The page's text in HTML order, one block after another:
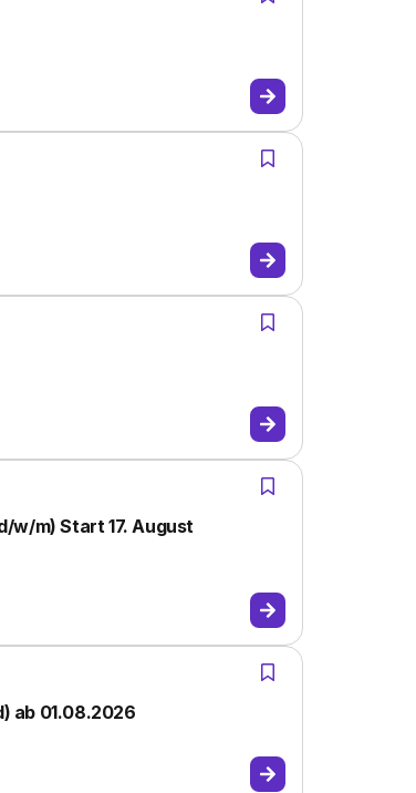
w/m) Start 17. August
ab 01.08.2026